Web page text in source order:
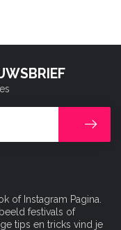
of Instagram Pagina.
festivals of
tips en tricks vind je